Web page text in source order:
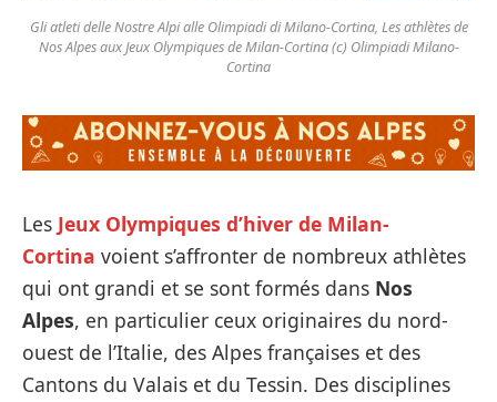
Gli atleti delle Nostre Alpi alle Olimpiadi di Milano-Cortina, Les athlètes de
Nos Alpes aux Jeux Olympiques de Milan-Cortina (c) Olimpiadi Milano-
Cortina
Les Jeux Olympiques d’hiver de Milan-
Cortina voient s’affronter de nombreux athlètes
qui ont grandi et se sont formés dans Nos
Alpes, en particulier ceux originaires du nord-
ouest de l’Italie, des Alpes françaises et des
Cantons du Valais et du Tessin. Des disciplines